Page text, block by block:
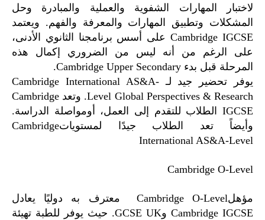
لاختبار المهارات الشفوية والعملية والمبادرة وحل
المشكلات وتطبيق المهارات والمعرفة والفهم. ويعتمد
Cambridge IGCSE على أسس برنامجنا الثانوي الأدنى،
على الرغم من أنه ليس من الضروري إكمال هذه
المرحلة قبل بدء Cambridge Upper Secondary.
يوفر تحضير جيد لـ Cambridge International AS&A-
Level Global Perspectives & Research. وتعد Cambridge
IGCSE الطلاب للتقدم إلى العمل، أومواصلة الدراسة.
وأيضاً تعد الطلاب جيدًا لمستوياتCambridge
International AS&A-Level
Cambridge O-Level
مؤهلCambridge O-Level معترف به دوليًا يعادل
Cambridge IGCSE وGCSE UK. حيث يوفر للطبة تهيئة